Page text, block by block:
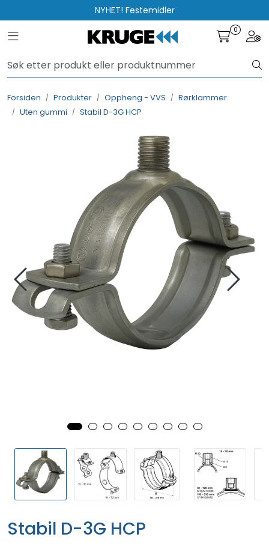
Skip to main contentNYHET! Festemidler
Toggle navigation 0
Forsiden Produkter Oppheng - VVS
Rørklammer
Uten gummi
Stabil D-3G HCP
Stabil D-3G HCP
Rådgivning